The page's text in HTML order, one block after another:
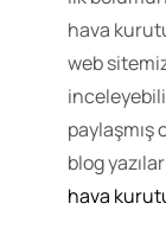
hava
web
paylaşmış
blog
hava